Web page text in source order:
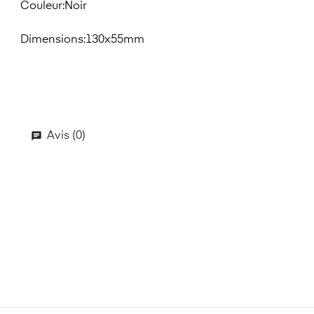
Couleur:Noir
Dimensions:130x55mm
Avis (0)